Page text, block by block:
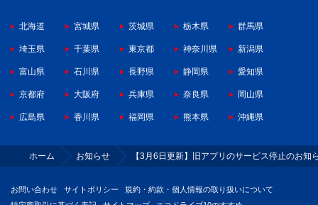
北海道 宮城県 茨城県 栃木県 群馬県
埼玉県 千葉県 東京都 神奈川県 新潟県
富山県 石川県 長野県 静岡県 愛知県
京都府 大阪府 兵庫県 奈良県 岡山県
広島県 香川県 福岡県 熊本県 沖縄県
ホーム お知らせ 【3月6日更新】旧アプリのサービス停止のお
お問い合わせ サイトポリシー
規約・約款・個人情報の取り扱いについて